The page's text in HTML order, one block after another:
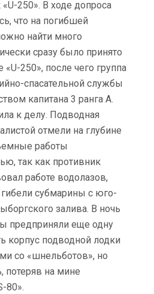
250». В ходе допроса
что на погибшей
найти много
сразу было принято
250», после чего группа
спасательной службы
капитана 3 ранга А.
к делу. Подводная
отмели на глубине
работы
так как противник
работе водолазов,
субмарины с юго-
залива. В ночь
предприняли еще одну
корпус подводной лодки
со «шнельботов», но
потеряв на мине
80».